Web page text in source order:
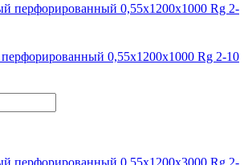
0,55х1200х1000 Rg 2-10